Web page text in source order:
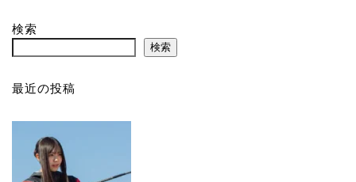
検索
検索
最近の投稿